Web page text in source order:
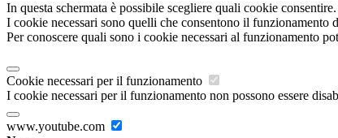
In questa schermata è possibile scegliere quali cookie consentire.
I cookie necessari sono quelli che consentono il funzionamento
Per conoscere quali sono i cookie necessari al funzionamento
Cookie necessari per il funzionamento
I cookie necessari per il funzionamento non possono essere
www.youtube.com